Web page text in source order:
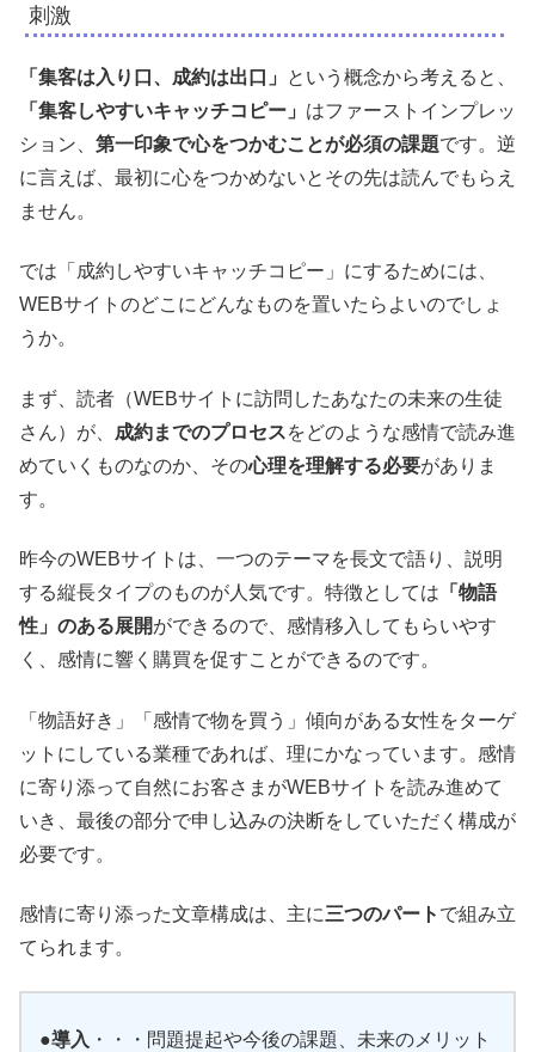
刺激
「集客は入り口、成約は出口」
という概念から考えると、
「集客しやすいキャッチコピー」 はファーストインプレッ
ション、 第一印象で心をつかむことが必須の課題です。逆
に言えば、最初に心をつかめないとその先は読んでもらえ
ません。
では「成約しやすいキャッチコピー」にするためには、
WEBサイトのどこにどんなものを置いたらよいのでしょ
うか。
まず、読者（WEBサイトに訪問したあなたの未来の生徒
さん）が、 成約までのプロセスをどのような感情で読み進
めていくものなのか、その心理を理解する必要がありま
す。
昨今のWEBサイトは、一つのテーマを長文で語り、説明
する縦長タイプのものが人気です。特徴としては 「物語
性」のある展開ができるので、感情移入してもらいやす
く、感情に響く購買を促すことができるのです。
「物語好き」「感情で物を買う」傾向がある女性をターゲ
ットにしている業種であれば、理にかなっています。感情
に寄り添って自然にお客さまがWEBサイトを読み進めて
いき、最後の部分で申し込みの決断をしていただく構成が
必要です。
感情に寄り添った文章構成は、主に三つのパート で組み立
てられます。
●導入 ・・・問題提起や今後の課題、未来のメリット